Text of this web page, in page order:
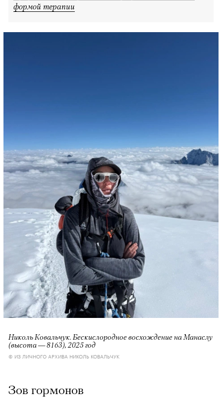
формой терапии
Николь Ковальчук. Бескислородное восхождение на Манаслу
(высота — 8163), 2025 год
© ИЗ ЛИЧНОГО АРХИВА НИКОЛЬ КОВАЛЬЧУК
Зов гормонов